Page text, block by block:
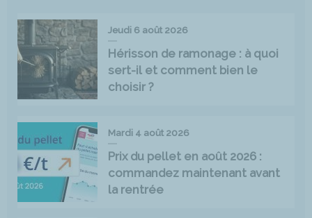
Jeudi 6 août 2026
Hérisson de ramonage : à quoi
sert-il et comment bien le
choisir ?
Mardi 4 août 2026
Prix du pellet en août 2026 :
commandez maintenant avant
la rentrée